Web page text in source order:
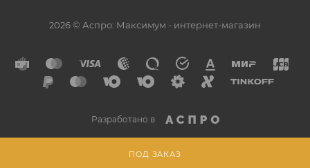
ПОД ЗАКАЗ
2026 © Аспро: Максимум - интернет-магазин
Разработано в